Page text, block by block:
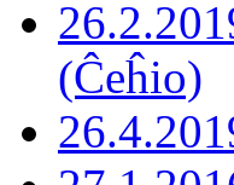
(Ĉeĥio)